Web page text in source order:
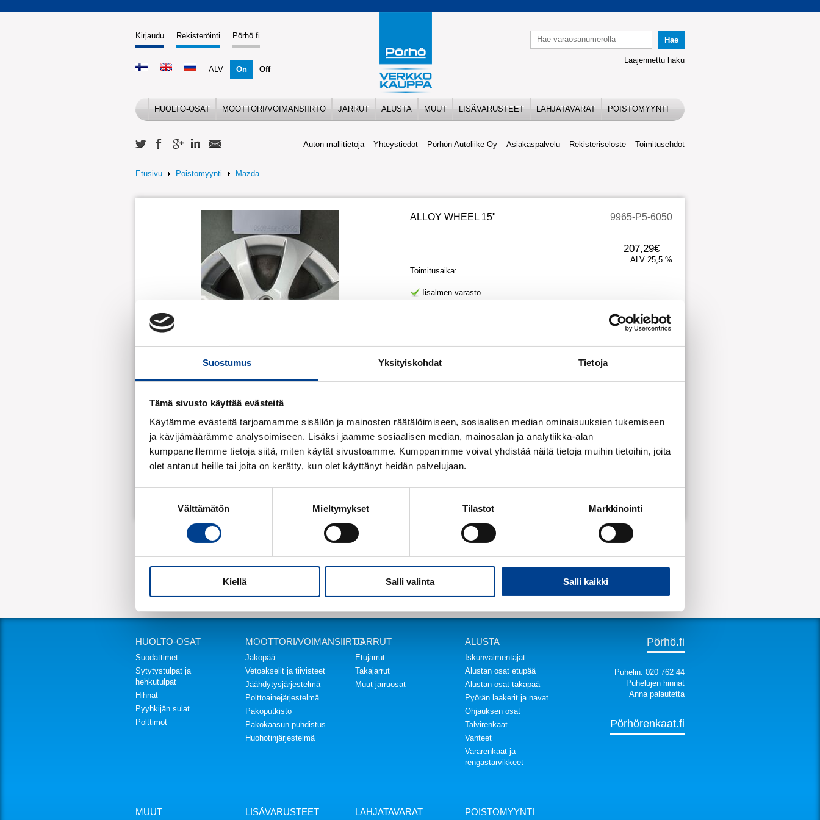
Suostumus Yksityiskohdat Tietoja
Tämä sivusto käyttää evästeitä
Käytämme evästeitä tarjoamamme sisällön ja mainosten räätälöimiseen, sosiaalisen median ominaisuuksien tukemiseen
ja kävijämäärämme analysoimiseen. Lisäksi jaamme sosiaalisen median, mainosalan ja analytiikka-alan
kumppaneillemme tietoja siitä, miten käytät sivustoamme. Kumppanimme voivat yhdistää näitä tietoja muihin tietoihin, joita
olet antanut heille tai joita on kerätty, kun olet käyttänyt heidän palvelujaan.
Välttämätön Mieltymykset Tilastot Markkinointi
Kiellä Salli valinta Salli kaikki
Kirjaudu Rekisteröinti Pörhö.fi
ALV On Off
Laajennettu haku
HUOLTO-OSAT MOOTTORI/VOIMANSIIRTO JARRUT ALUSTA MUUT LISÄVARUSTEET LAHJATAVARAT POISTOMYYNTI
Auton mallitietoja Yhteystiedot Pörhön Autoliike Oy Asiakaspalvelu Rekisteriseloste Toimitusehdot
Etusivu Poistomyynti Mazda
ALLOY WHEEL 15" 9965-P5-6050
207,29€
ALV 25,5 %
Toimitusaika:
Iisalmen varasto
Oulun Audi-center varasto
Oulun Citroen/Nissan/Peugeot varasto
Oulun Volkswagen/Seat varasto
Rovaniemen Vw/Audi varasto 2
Ylivieskan varasto
Lukumäärä:
HUOLTO-OSAT
Suodattimet
Sytytystulpat ja
hehkutulpat
Hihnat
Pyyhkijän sulat
Polttimot
MOOTTORI/VOIMANSIIRTO
Jakopää
Vetoakselit ja tiivisteet
Jäähdytysjärjestelmä
Polttoainejärjestelmä
Pakoputkisto
Pakokaasun puhdistus
Huohotinjärjestelmä
JARRUT
Etujarrut
Takajarrut
Muut jarruosat
ALUSTA
Iskunvaimentajat
Alustan osat etupää
Alustan osat takapää
Pyörän laakerit ja navat
Ohjauksen osat
Talvirenkaat
Vanteet
Vararenkaat ja
rengastarvikkeet
MUUT LISÄVARUSTEET LAHJATAVARAT POISTOMYYNTI
Pörhö.fi
Puhelin: 020 762 44
Puhelujen hinnat
Anna palautetta
Pörhörenkaat.fi